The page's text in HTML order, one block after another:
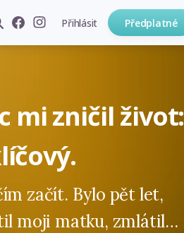
Přihlásit Předplatné
mi zničil život:
začít. Bylo pět let,
moji matku, zmlátil…